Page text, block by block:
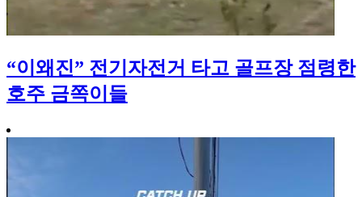
“이왜진” 전기자전거 타고 골프장 점령한
호주 금쪽이들